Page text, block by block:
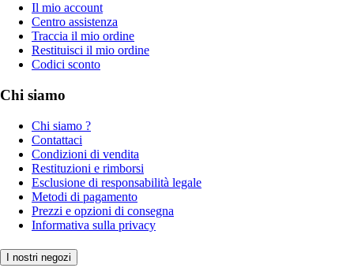
Il mio account
Centro assistenza
Traccia il mio ordine
Restituisci il mio ordine
Codici sconto
Chi siamo
Chi siamo ?
Contattaci
Condizioni di vendita
Restituzioni e rimborsi
Esclusione di responsabilità legale
Metodi di pagamento
Prezzi e opzioni di consegna
Informativa sulla privacy
I nostri negozi